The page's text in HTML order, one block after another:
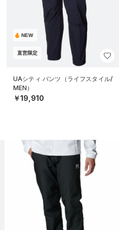
NEW
直営限定
UAシティ パンツ（ライフスタイル/
MEN）
￥19,910